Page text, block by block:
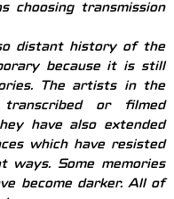
choosing transmission
distant history of the
because it is still
The artists in the
or filmed
have also extended
which have resisted
Some memories
become darker. All of